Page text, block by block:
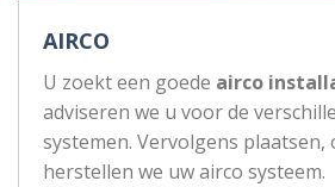
AIRCO
U zoekt een goede airco
adviseren we u voor de
systemen. Vervolgens plaatsen,
herstellen we uw airco systeem.